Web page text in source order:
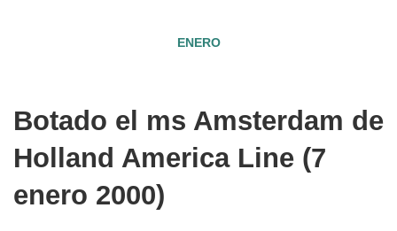
ENERO
Botado el ms Amsterdam de
Holland America Line (7
enero 2000)